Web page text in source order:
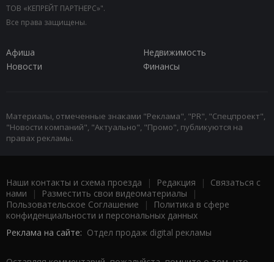
ТОВ «КЕПРЕЙТ ПАРТНЕРС»".
Все права защищены.
Афиша
Недвижимость
Новости
Финансы
Материалы, отмеченные знаками "Реклама", "PR", "Спецпроект",
"Новости компаний", "Актуально", "Промо", публикуются на
правах рекламы.
Наши контакты и схема проезда | Редакция | Связаться с
нами | Разместить свои видеоматериалы |
Пользовательское Соглашение |
Политика в сфере
конфиденциальности и персональных данных
Реклама на сайте: Отдел продаж digital рекламы